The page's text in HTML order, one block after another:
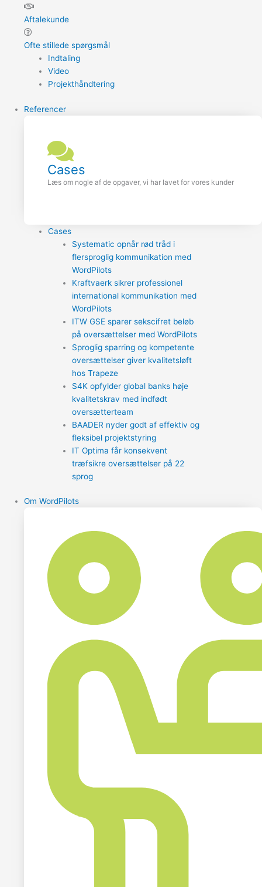
Aftalekunde
Ofte stillede spørgsmål
Indtaling
Video
Projekthåndtering
Referencer
Cases
Læs om nogle af de opgaver, vi har lavet for vores kunder
Cases
Systematic opnår rød tråd i
flersproglig kommunikation med
WordPilots
Kraftvaerk sikrer professionel
international kommunikation med
WordPilots
ITW GSE sparer sekscifret beløb
på oversættelser med WordPilots
Sproglig sparring og kompetente
oversættelser giver kvalitetsløft
hos Trapeze
S4K opfylder global banks høje
kvalitetskrav med indfødt
oversætterteam
BAADER nyder godt af effektiv og
fleksibel projektstyring
IT Optima får konsekvent
træfsikre oversættelser på 22
sprog
Om WordPilots